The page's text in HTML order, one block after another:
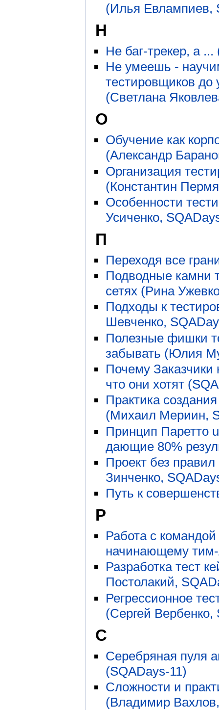
(Илья Евлампиев,
Н
Не баг-трекер, а
Не умеешь -
тестировщиков до
(Светлана
О
Обучение как
(Александр
Организация
(Константин
Особенности
Усиченко,
П
Переходя все
Подводные камни
сетях (Рина
Подходы к
Шевченко,
Полезные фишки
забывать (Юлия
Почему
что они хотят
Практика
(Михаил Мериин,
Принцип Паретто
дающие 80%
Проект без
Зинченко,
Путь к
Р
Работа с
начинающему
Разработка тест
Постолакий,
Регрессионное
(Сергей Вербенко,
С
Серебряная пуля
(SQADays-11)
Сложности и
(Владимир